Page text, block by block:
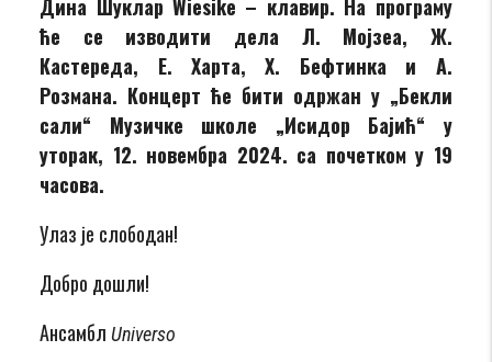
Дина Шуклар Wiesike – клавир. На програму
ће се изводити дела Л. Мојзеа, Ж.
Кастереда, Е. Харта, Х. Бефтинка и А.
Розмана. Концерт ће бити одржан у „Бекли
сали“ Музичке школе „Исидор Бајић“ у
уторак, 12. новембра 2024. са почетком у 19
часова.
Улаз је слободан!
Добро дошли!
АнсамблUniverso